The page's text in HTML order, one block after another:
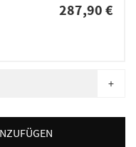
287,90 €
+